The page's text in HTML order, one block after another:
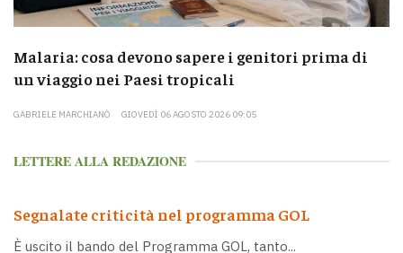
Malaria: cosa devono sapere i genitori prima di
un viaggio nei Paesi tropicali
GABRIELE MARCHIANÒ GIOVEDÌ 06 AGOSTO 2026 09:05
LETTERE ALLA REDAZIONE
Segnalate criticità nel programma GOL
È uscito il bando del Programma GOL, tanto...